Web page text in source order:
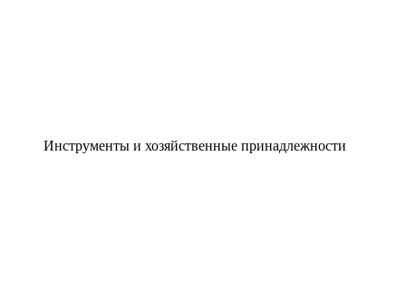
Инструменты и хозяйственные принадлежности